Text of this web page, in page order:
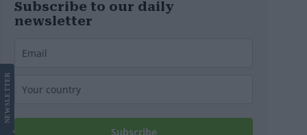
Subscribe to our daily
newsletter
Subscribe
NEWS
LETTER